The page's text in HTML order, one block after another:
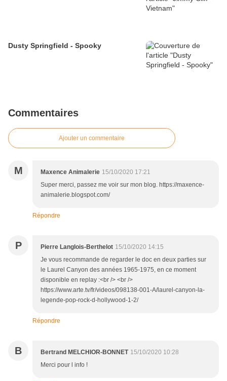
Dusty Springfield - Spooky
Commentaires
Ajouter un commentaire
M Maxence Animalerie 15/10/2020 17:21
Super merci, passez me voir sur mon blog. https://maxence-
animalerie.blogspot.com/
Répondre
P Pierre Langlois-Berthelot 15/10/2020 14:15
Je vous recommande de regarder le doc en deux parties sur
le Laurel Canyon des années 1965-1975, en ce moment
disponible en replay :<br /> <br />
https://www.arte.tv/fr/videos/098138-001-A/laurel-canyon-la-
legende-pop-rock-d-hollywood-1-2/
Répondre
B Bertrand MELCHIOR-BONNET 15/10/2020 10:28
Merci pour l info !